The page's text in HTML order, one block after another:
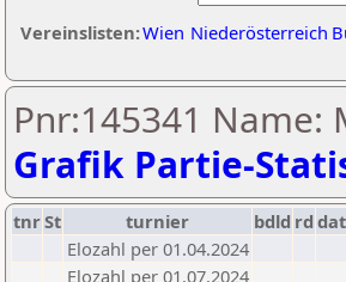
Vereinslisten:Wien Niederösterreich
Pnr:145341 Name:
Grafik Partie-
tnrSt turnier bdld rd
Elozahl per 01.04.2024
Elozahl per 01.07.2024